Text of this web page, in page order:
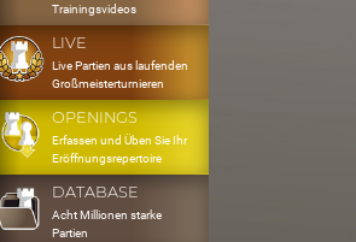
Trainingsvideos
LIVE
Live Partien aus laufenden
Großmeisterturnieren
OPENINGS
Erfassen und Üben Sie Ihr
Eröffnungsrepertoire
DATABASE
Acht Millionen starke
Partien